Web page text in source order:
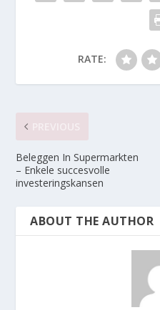
RATE:
Beleggen In Supermarkten
– Enkele succesvolle
investeringskansen
ABOUT THE AUTHOR